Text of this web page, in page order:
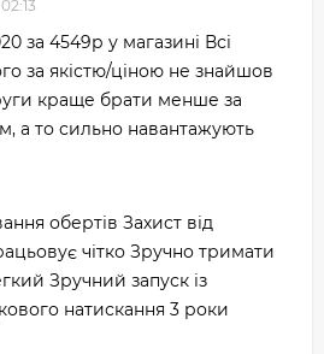
за 4549р у магазині Всі
за якістю/ціною не знайшов
краще брати менше за
а то сильно навантажують
обертів Захист від
чітко Зручно тримати
Зручний запуск із
натискання 3 роки